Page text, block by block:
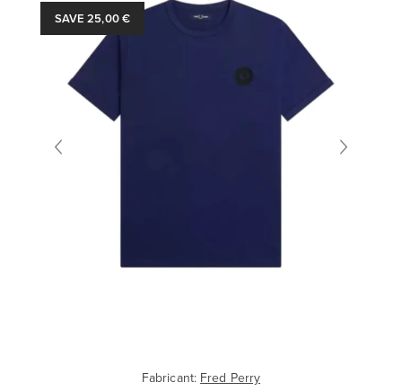
SAVE 25,00 €
Fabricant:Fred Perry